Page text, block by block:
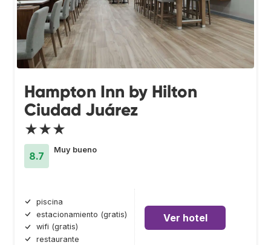
Hampton Inn by Hilton
Ciudad Juárez
★★★
8.7
Muy bueno
piscina
estacionamiento (gratis)
wifi (gratis)
restaurante
Ver hotel